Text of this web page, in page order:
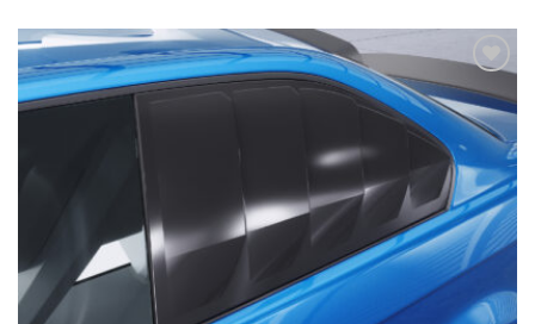
Ajouter
à la
wishlist